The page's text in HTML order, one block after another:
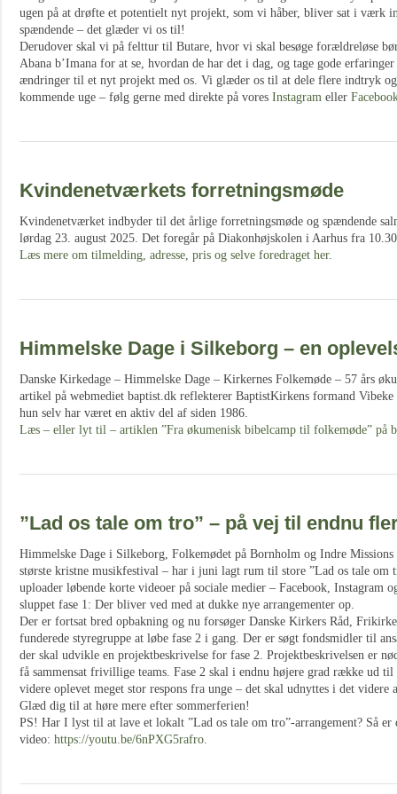
ugen på at drøfte et potentielt nyt projekt, som vi håber, bliver sat i værk
spændende – det glæder vi os til!
Derudover skal vi på felttur til Butare, hvor vi skal besøge forældreløse
Abana b’Imana for at se, hvordan de har det i dag, og tage gode
ændringer til et nyt projekt med os. Vi glæder os til at dele flere indtryk og
kommende uge – følg gerne med direkte på vores Instagram eller
Kvindenetværkets forretningsmøde
Kvindenetværket indbyder til det årlige forretningsmøde og spændende
lørdag 23. august 2025. Det foregår på Diakonhøjskolen i Aarhus fra
Læs mere om tilmelding, adresse, pris og selve foredraget her.
Himmelske Dage i Silkeborg – en
Danske Kirkedage – Himmelske Dage – Kirkernes Folkemøde – 57 års
artikel på webmediet baptist.dk reflekterer BaptistKirkens formand
hun selv har været en aktiv del af siden 1986.
Læs – eller lyt til – artiklen ”Fra økumenisk bibelcamp til folkemøde” på
”Lad os tale om tro” – på vej til endnu
Himmelske Dage i Silkeborg, Folkemødet på Bornholm og Indre
største kristne musikfestival – har i juni lagt rum til store ”Lad os tale om
uploader løbende korte videoer på sociale medier – Facebook, Instagram
sluppet fase 1: Der bliver ved med at dukke nye arrangementer op.
Der er fortsat bred opbakning og nu forsøger Danske Kirkers Råd,
funderede styregruppe at løbe fase 2 i gang. Der er søgt fondsmidler til
der skal udvikle en projektbeskrivelse for fase 2. Projektbeskrivelsen er
få sammensat frivillige teams. Fase 2 skal i endnu højere grad række ud
videre oplevet meget stor respons fra unge – det skal udnyttes i det videre
Glæd dig til at høre mere efter sommerferien!
PS! Har I lyst til at lave et lokalt ”Lad os tale om tro”-arrangement? Så er
video: https://youtu.be/6nPXG5rafro.